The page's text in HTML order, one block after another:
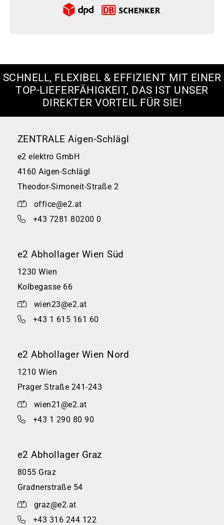
SCHNELL, FLEXIBEL & EFFIZIENT MIT EINER
TOP-LIEFERFÄHIGKEIT, DAS IST UNSER
DIREKTER VORTEIL FÜR SIE!
ZENTRALE Aigen-Schlägl
e2 elektro GmbH
4160 Aigen-Schlägl
Theodor-Simoneit-Straße 2
office@e2.at
+43 7281 80200 0
e2 Abhollager Wien Süd
1230 Wien
Kolbegasse 66
wien23@e2.at
+43 1 615 161 60
e2 Abhollager Wien Nord
1210 Wien
Prager Straße 241-243
wien21@e2.at
+43 1 290 80 90
e2 Abhollager Graz
8055 Graz
Gradnerstraße 54
graz@e2.at
+43 316 244 122